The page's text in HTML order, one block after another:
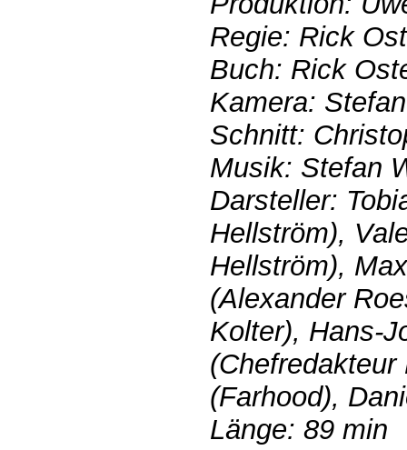
Regie: Rick
Buch: Rick
Kamera:
Schnitt:
Musik: Stefan
Darsteller:
Hellström),
Hellström),
(Alexander
Kolter), Hans-
(Farhood),
Länge: 89 min